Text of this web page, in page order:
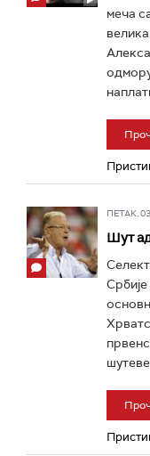
меча
ПЕТАК,
Шут